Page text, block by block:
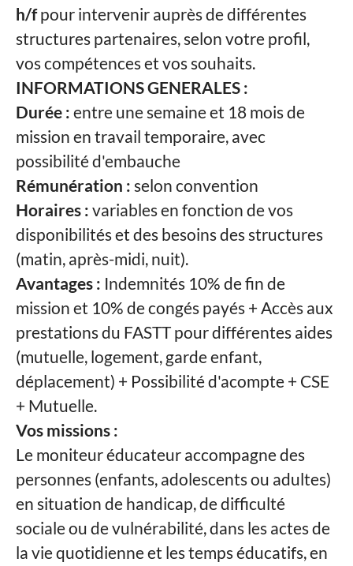
h/fpour intervenir auprès de différentes
structures partenaires, selon votre profil,
vos compétences et vos souhaits.
INFORMATIONS GENERALES :
Durée : entre une semaine et 18 mois de
mission en travail temporaire, avec
possibilité d'embauche
Rémunération : selon convention
Horaires : variables en fonction de vos
disponibilités et des besoins des structures
(matin, après-midi, nuit).
Avantages : Indemnités 10% de fin de
mission et 10% de congés payés + Accès aux
prestations du FASTT pour différentes aides
(mutuelle, logement, garde enfant,
déplacement) + Possibilité d'acompte + CSE
+ Mutuelle.
Vos missions :
Le moniteur éducateur accompagne des
personnes (enfants, adolescents ou adultes)
en situation de handicap, de difficulté
sociale ou de vulnérabilité, dans les actes de
la vie quotidienne et les temps éducatifs, en